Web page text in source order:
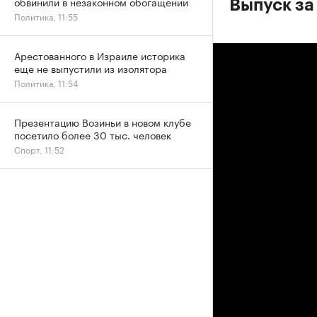
Выпуск
Политика, 11:55
Арестованного в Израиле историка
еще не выпустили из изолятора
Политика, 11:54
Презентацию Возиньи в новом клубе
посетило более 30 тыс. человек
Спорт, 11:52